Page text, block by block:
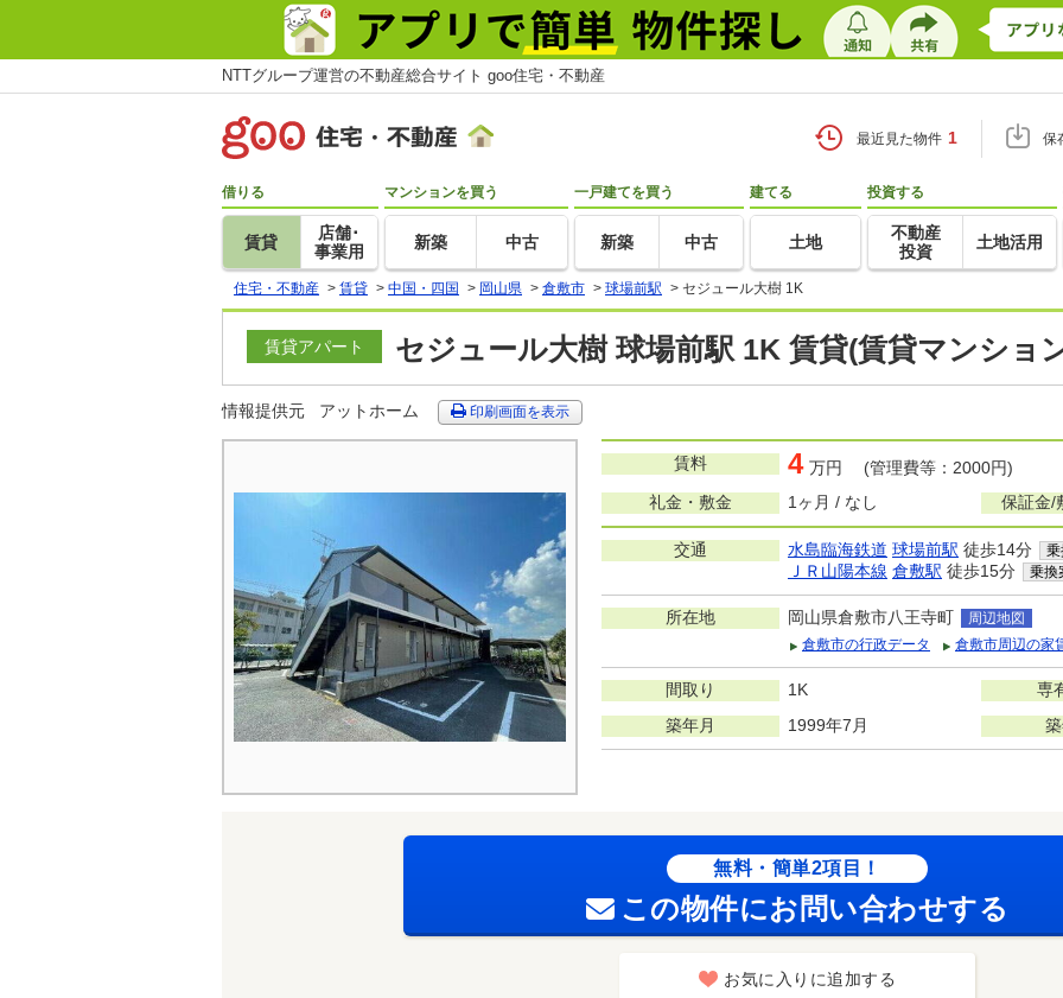
NTTグループ運営の不動産総合サイト goo住宅・不動産
最近見た物件 1 保
借りる
賃貸
店舗･
事業用
マンションを買う
新築 中古
一戸建てを買う
新築 中古
建てる
土地
投資する
不動産
投資
土地活用
住宅・不動産 > 賃貸 > 中国・四国 > 岡山県 > 倉敷市 > 球場前駅 > セジュール大樹 1K
賃貸アパート セジュール大樹 球場前駅 1K 賃貸(賃貸マンショ
情報提供元 アットホーム 印刷画面を表示
賃料 4 万円 (管理費等：2000円)
礼金・敷金
1ヶ月 / なし 保証金/
交通 水島臨海鉄道 球場前駅 徒歩14分 乗
ＪＲ山陽本線 倉敷駅 徒歩15分 乗換
所在地 岡山県倉敷市八王寺町
周辺地図
倉敷市の行政データ
倉敷市周辺の家
間取り 1K 専
築年月 1999年7月
無料・簡単2項目！
この物件にお問い合わせする
お気に入りに追加する